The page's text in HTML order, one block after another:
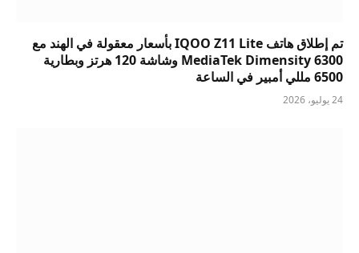
تم إطلاق هاتف IQOO Z11 Lite بأسعار معقولة في الهند مع
MediaTek Dimensity 6300 وشاشة 120 هرتز وبطارية
6500 مللي أمبير في الساعة
24 يوليو، 2026